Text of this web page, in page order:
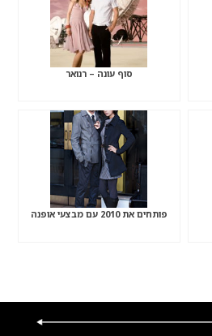
סוף עונה – רנואר
פותחים את 2010 עם מבצעי אופנה